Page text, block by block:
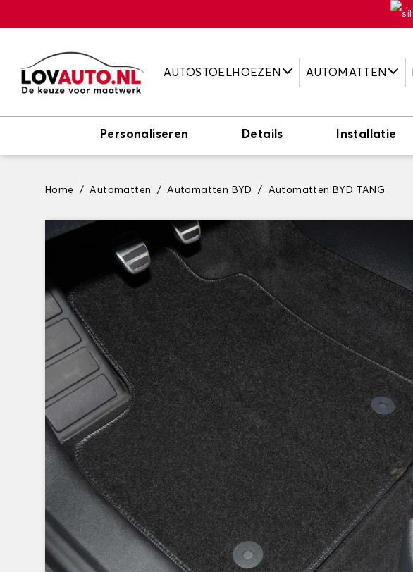
AUTOSTOELHOEZEN AUTOMATTEN
Personaliseren Details Installatie
Home Automatten Automatten BYD Automatten BYD TANG